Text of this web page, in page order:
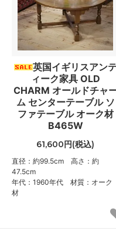
英国イギリスアン
ィーク家具 OLD
CHARM オールドチャ
ム センターテーブル ソ
ファテーブル オーク材
B465W
61,600円(税込)
直径：約99.5cm 高さ：約
47.5cm
年代：1960年代 材質：オーク
材